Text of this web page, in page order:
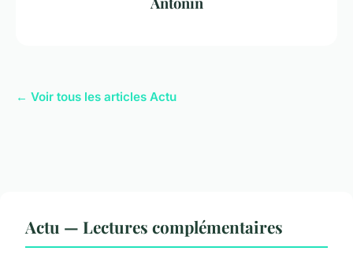
← Voir tous les articles Actu
Actu — Lectures complémentaires